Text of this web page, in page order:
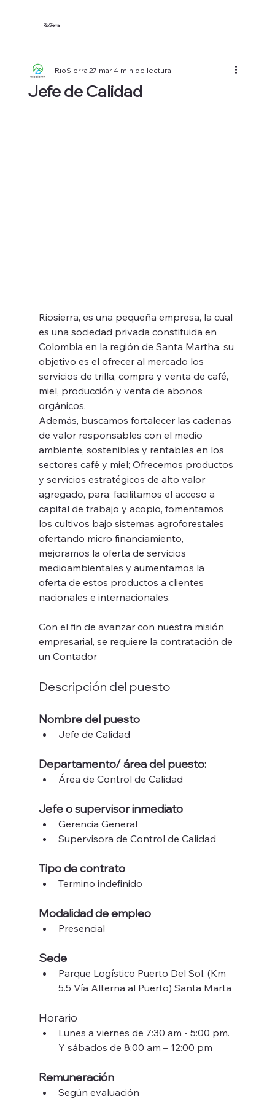
RioSierra
Jefe de Calidad
RioSierra27 mar4 min de lectura
Riosierra, es una pequeña empresa, la cual
es una sociedad privada constituida en
Colombia en la región de Santa Martha, su
objetivo es el ofrecer al mercado los
servicios de trilla, compra y venta de café,
miel, producción y venta de abonos
orgánicos.
Además, buscamos fortalecer las cadenas
de valor responsables con el medio
ambiente, sostenibles y rentables en los
sectores café y miel; Ofrecemos productos
y servicios estratégicos de alto valor
agregado, para: facilitamos el acceso a
capital de trabajo y acopio, fomentamos
los cultivos bajo sistemas agroforestales
ofertando micro financiamiento,
mejoramos la oferta de servicios
medioambientales y aumentamos la
oferta de estos productos a clientes
nacionales e internacionales.
Con el fin de avanzar con nuestra misión
empresarial, se requiere la contratación de
un Contador
Descripción del puesto
Nombre del puesto
Jefe de Calidad
Departamento/ área del puesto:
Área de Control de Calidad
Jefe o supervisor inmediato
Gerencia General
Supervisora de Control de Calidad
Tipo de contrato
Termino indefinido
Modalidad de empleo
Presencial
Sede
Parque Logístico Puerto Del Sol. (Km
5.5 Vía Alterna al Puerto) Santa Marta
Horario
Lunes a viernes de 7:30 am - 5:00 pm.
Y sábados de 8:00 am – 12:00 pm
Remuneración
Según evaluación